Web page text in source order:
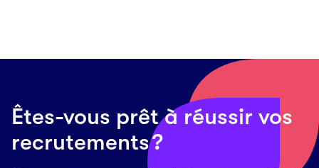
Êtes-vous prêt à réussir vos
recrutements ?